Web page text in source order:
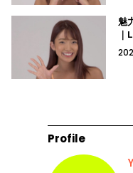
魅
Profile